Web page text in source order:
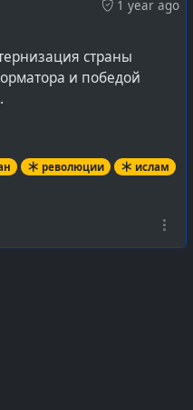
1 year ago
страны
и победой
революции
ислам